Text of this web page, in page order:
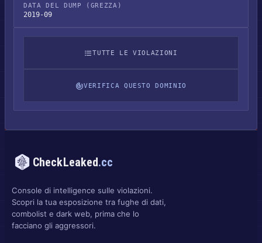
DATA DEL DUMP (GREZZA)
2019-09
TUTTE LE VIOLAZIONI
VERIFICA QUESTO DOMINIO
CheckLeaked.cc
Console di intelligence sulle violazioni.
Scopri la tua esposizione tra fughe di dati,
combolist e dark web, prima che lo
facciano gli aggressori.